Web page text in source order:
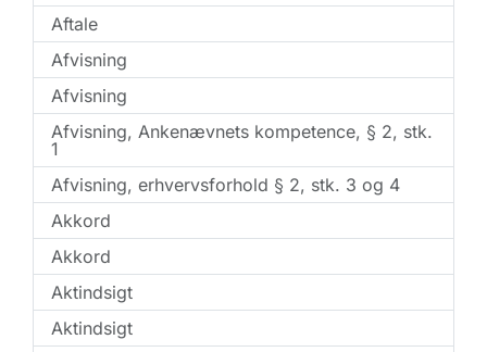
Aftale
Afvisning
Afvisning
Afvisning, Ankenævnets kompetence, § 2, stk.
1
Afvisning, erhvervsforhold § 2, stk. 3 og 4
Akkord
Akkord
Aktindsigt
Aktindsigt